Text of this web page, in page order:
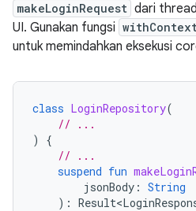
makeLoginRequest dari
UI. Gunakan fungsi
untuk memindahkan eksekusi
class LoginRepository(
// ...
)
{
// ...
suspend fun
jsonBody : String
):